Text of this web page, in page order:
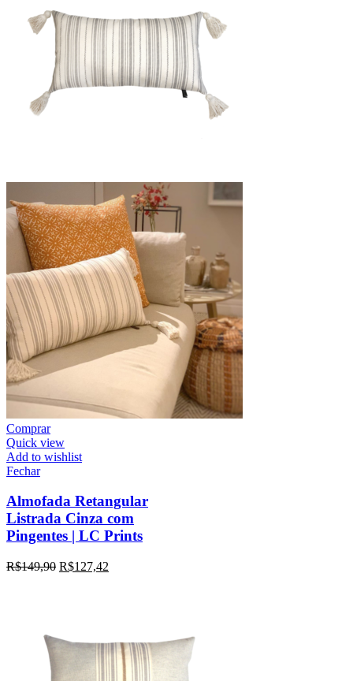
Comprar
Quick view
Add to wishlist
Fechar
Almofada Retangular
Listrada Cinza com
Pingentes | LC Prints
R$149,90 R$127,42